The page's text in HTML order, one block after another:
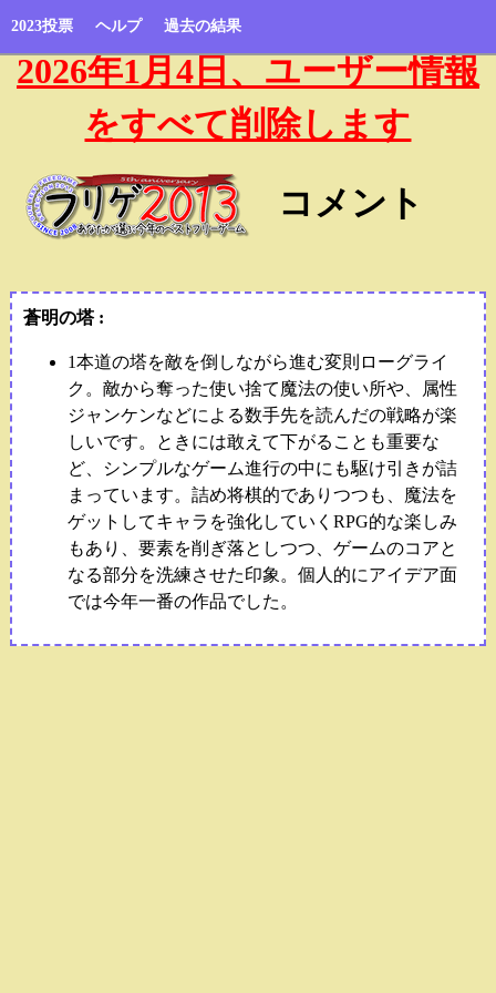
2023投票 ヘルプ 過去の結果
2026年1月4日、ユーザー情報
をすべて削除します
コメント
蒼明の塔 :
1本道の塔を敵を倒しながら進む変則ローグライ
ク。敵から奪った使い捨て魔法の使い所や、属性
ジャンケンなどによる数手先を読んだの戦略が楽
しいです。ときには敢えて下がることも重要な
ど、シンプルなゲーム進行の中にも駆け引きが詰
まっています。詰め将棋的でありつつも、魔法を
ゲットしてキャラを強化していくRPG的な楽しみ
もあり、要素を削ぎ落としつつ、ゲームのコアと
なる部分を洗練させた印象。個人的にアイデア面
では今年一番の作品でした。